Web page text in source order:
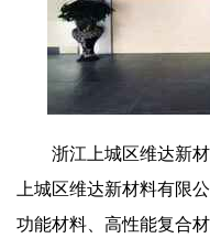
浙江上城区维达新
上城区维达新材料有限
功能材料、高性能复合